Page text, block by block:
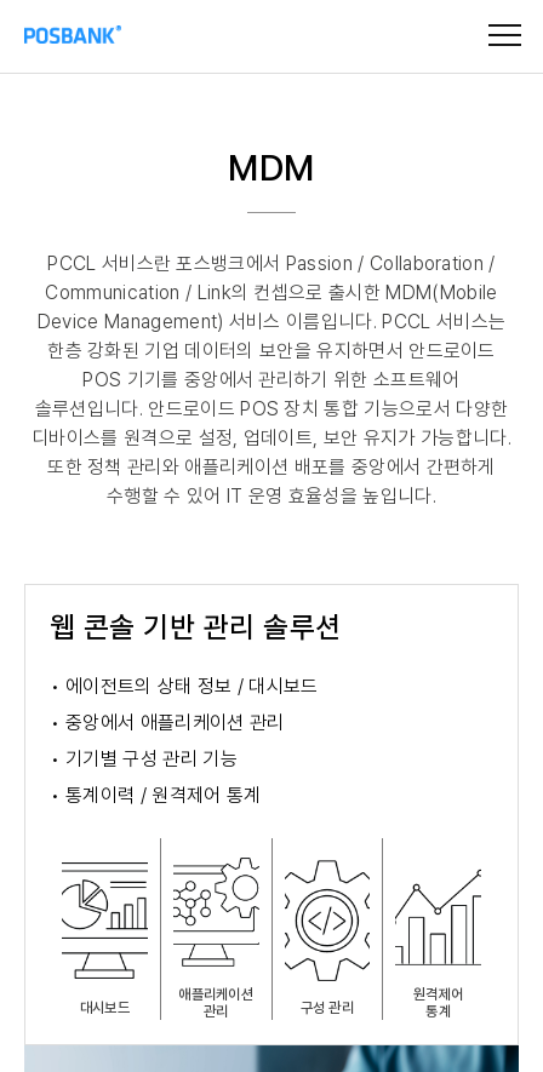
MDM
PCCL 서비스란 포스뱅크에서 Passion / Collaboration /
Communication / Link의 컨셉으로 출시한 MDM(Mobile
Device Management) 서비스 이름입니다. PCCL 서비스는
한층 강화된 기업 데이터의 보안을 유지하면서 안드로이드
POS 기기를 중앙에서 관리하기 위한 소프트웨어
솔루션입니다. 안드로이드 POS 장치 통합 기능으로서 다양한
디바이스를 원격으로 설정, 업데이트, 보안 유지가 가능합니다.
또한 정책 관리와 애플리케이션 배포를 중앙에서 간편하게
수행할 수 있어 IT 운영 효율성을 높입니다.
웹 콘솔 기반 관리 솔루션
· 에이전트의 상태 정보 / 대시보드
· 중앙에서 애플리케이션 관리
· 기기별 구성 관리 기능
· 통계이력 / 원격제어 통계
대시보드
애플리케이션
관리
구성 관리
원격제어
통계